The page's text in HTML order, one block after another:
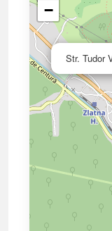
Str. Tudor
−